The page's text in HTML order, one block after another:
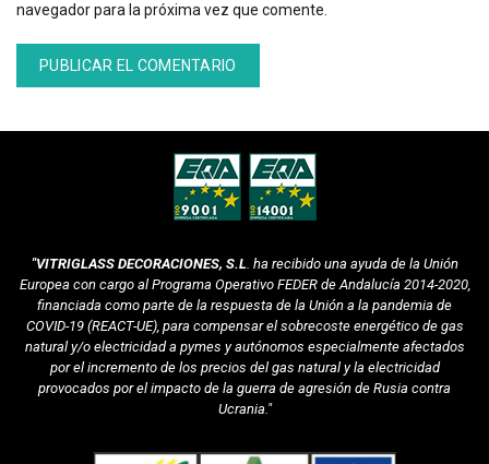
navegador para la próxima vez que comente.
"VITRIGLASS DECORACIONES, S.L. ha recibido una ayuda de la Unión
Europea con cargo al Programa Operativo FEDER de Andalucía 2014-2020,
financiada como parte de la respuesta de la Unión a la pandemia de
COVID-19 (REACT-UE), para compensar el sobrecoste energético de gas
natural y/o electricidad a pymes y autónomos especialmente afectados
por el incremento de los precios del gas natural y la electricidad
provocados por el impacto de la guerra de agresión de Rusia contra
Ucrania."